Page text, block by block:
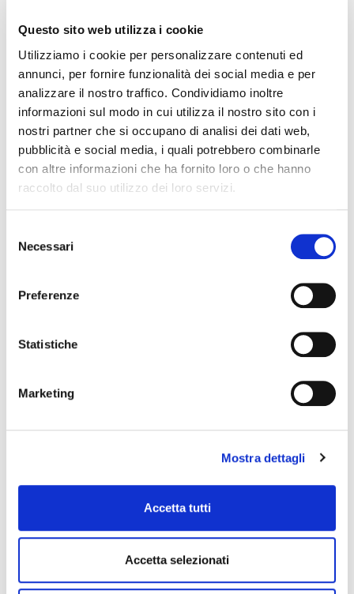
Questo sito web utilizza i cookie
Utilizziamo i cookie per personalizzare contenuti ed
annunci, per fornire funzionalità dei social media e per
analizzare il nostro traffico. Condividiamo inoltre
informazioni sul modo in cui utilizza il nostro sito con i
nostri partner che si occupano di analisi dei dati web,
pubblicità e social media, i quali potrebbero combinarle
con altre informazioni che ha fornito loro o che hanno
raccolto dal suo utilizzo dei loro servizi.
delNecessari
Preferenze
Statistiche
Marketing
Mostra dettagli
Accetta tutti
Accetta selezionati
connettore xlr 5 poli
3,00 €
SXLR01F-B